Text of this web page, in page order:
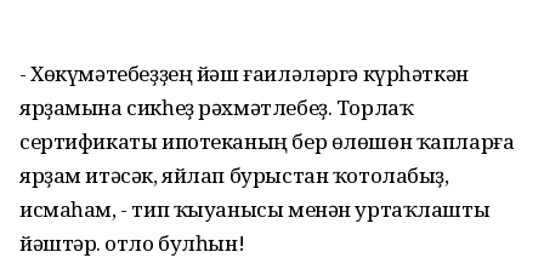
- Хөкүмәтебеҙҙең йәш ғаиләләргә күрһәткән
ярҙамына сикһеҙ рәхмәтлебеҙ. Торлаҡ
сертификаты ипотеканың бер өлөшөн ҡапларға
ярҙам итәсәк, яйлап бурыстан ҡотолабыҙ,
исмаһам, - тип ҡыуанысы менән уртаҡлашты
йәштәр. Ҡотло булһын!